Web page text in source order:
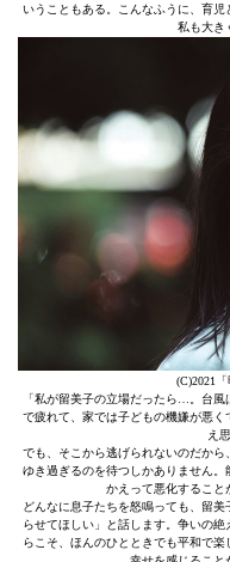
いうこともある。こんなふうに、育児
私も大き
(C)2021
「私が留美子の立場だったら…。台
で疲れて、家では子どもの機嫌が悪
え
でも、そこから逃げられないのだから
ゆき過ぎるのを待つしかありません
かえって悪化すること
どんなに息子たちを怒鳴っても、留
らせてほしい」と話します。争いの
らこそ、ほんのひとときでも平和で楽